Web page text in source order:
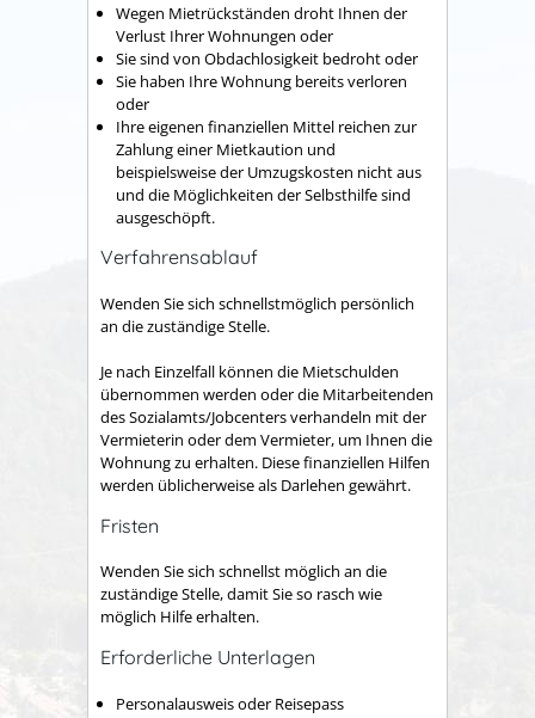
Wegen Mietrückständen droht Ihnen der
Verlust Ihrer Wohnungen oder
Sie sind von Obdachlosigkeit bedroht oder
Sie haben Ihre Wohnung bereits verloren
oder
Ihre eigenen finanziellen Mittel reichen zur
Zahlung einer Mietkaution und
beispielsweise der Umzugskosten nicht aus
und die Möglichkeiten der Selbsthilfe sind
ausgeschöpft.
Verfahrensablauf
Wenden Sie sich schnellstmöglich persönlich
an die zuständige Stelle.
Je nach Einzelfall können die Mietschulden
übernommen werden oder die Mitarbeitenden
des Sozialamts/Jobcenters verhandeln mit der
Vermieterin oder dem Vermieter, um Ihnen die
Wohnung zu erhalten. Diesefinanziellen Hilfen
werden üblicherweiseals Darlehen gewährt.
Fristen
Wenden Sie sich schnellst möglich an die
zuständige Stelle, damit Sie so rasch wie
möglich Hilfe erhalten.
Erforderliche Unterlagen
Personalausweis oder Reisepass